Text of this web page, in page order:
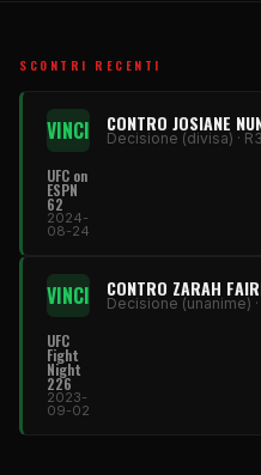
SCONTRI RECENTI
VINCI CONTRO JOSIANE
Decisione (divisa) ·
UFC on
ESPN
62
2024-
08-24
VINCI CONTRO ZARAH
Decisione (unanime) ·
UFC
Fight
Night
226
2023-
09-02